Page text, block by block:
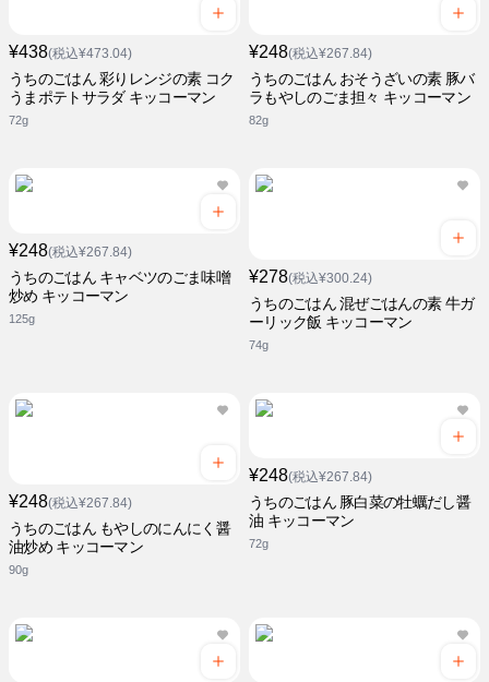
¥438(税込¥473.04)
うちのごはん 彩りレンジの素 コク
うまポテトサラダ キッコーマン
72g
¥248(税込¥267.84)
うちのごはん おそうざいの素 豚バ
ラもやしのごま担々 キッコーマン
82g
¥248(税込¥267.84)
うちのごはん キャベツのごま味噌
炒め キッコーマン
125g
¥278(税込¥300.24)
うちのごはん 混ぜごはんの素 牛ガ
ーリック飯 キッコーマン
74g
¥248(税込¥267.84)
うちのごはん もやしのにんにく醤
油炒め キッコーマン
90g
¥248(税込¥267.84)
うちのごはん 豚白菜の牡蠣だし醤
油 キッコーマン
72g